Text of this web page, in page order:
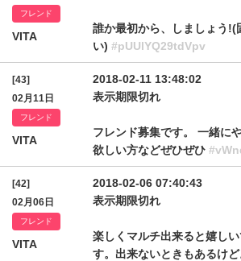
フレンド
VITA
誰か最初から、しましょう!(
い) #pUUlYQ29tdVpv
[43]
02月11日
フレンド
VITA
2018-02-11 13:48:02
表示期限切れ
フレンド募集です。 一緒に
欲しい方などぜひぜひ
[42]
02月06日
フレンド
VITA
2018-02-06 07:40:43
表示期限切れ
楽しくマルチ出来ると嬉し
す。出来ないときもあるけど